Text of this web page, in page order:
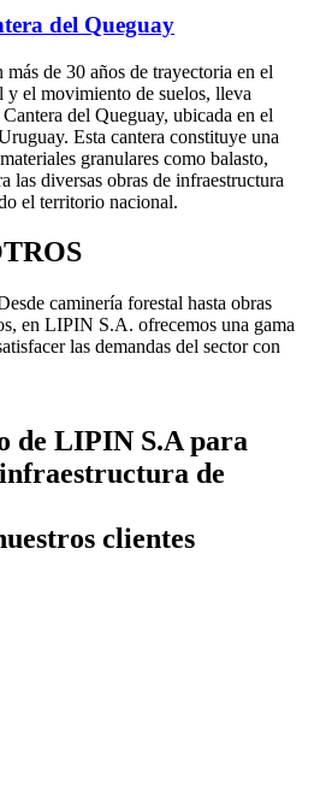
del Queguay
de 30 años de trayectoria en el
y el movimiento de suelos, lleva
del Queguay, ubicada en el
Esta cantera constituye una
granulares como balasto,
las diversas obras de infraestructura
el territorio nacional.
caminería forestal hasta obras
en LIPIN S.A. ofrecemos una gama
las demandas del sector con
de LIPIN S.A para
de
clientes